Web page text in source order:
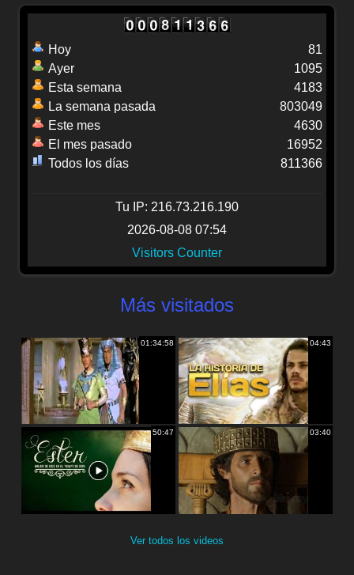
Hoy
Ayer
Esta semana
La semana pasada
Este mes
El mes pasado
Todos los días
81
1095
4183
803049
4630
16952
811366
Tu IP: 216.73.216.190
2026-08-08 07:54
Visitors Counter
Más visitados
01:34:58 04:43
50:47 03:40
Ver todos los videos